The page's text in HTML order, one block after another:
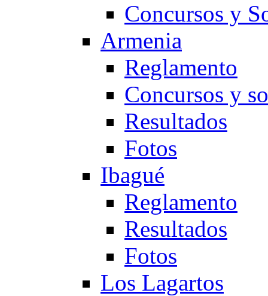
Concursos y
Armenia
Reglamento
Concursos y
Resultados
Fotos
Ibagué
Reglamento
Resultados
Fotos
Los Lagartos